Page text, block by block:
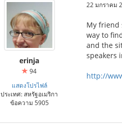
erinja
94
แสดงโปรไฟล์
ประเทศ: สหรัฐอเมริกา
ข้อความ 5905
22 มกราคม
My friend
way to
and the
speakers
http://